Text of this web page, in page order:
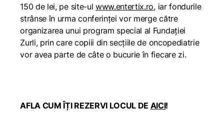
150 de lei, pe site-ul www.entertix.ro, iar fondurile
strânse în urma conferinței vor merge către
organizarea unui program special al Fundației
Zurli, prin care copiii din secțiile de oncopediatrie
vor avea parte de câte o bucurie în fiecare zi.
AFLA CUM ÎȚI REZERVI LOCUL DE AICI!